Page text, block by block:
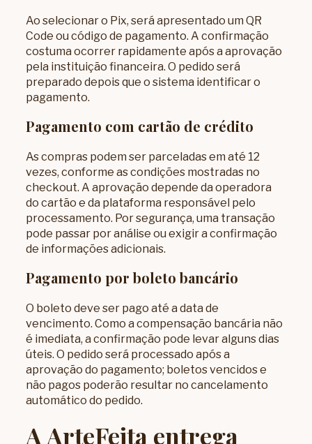
Ao selecionar o Pix, será apresentado um QR
Code ou código de pagamento. A confirmação
costuma ocorrer rapidamente após a aprovação
pela instituição financeira. O pedido será
preparado depois que o sistema identificar o
pagamento.
Pagamento com cartão de crédito
As compras podem ser parceladas em até 12
vezes, conforme as condições mostradas no
checkout. A aprovação depende da operadora
do cartão e da plataforma responsável pelo
processamento. Por segurança, uma transação
pode passar por análise ou exigir a confirmação
de informações adicionais.
Pagamento por boleto bancário
O boleto deve ser pago até a data de
vencimento. Como a compensação bancária não
é imediata, a confirmação pode levar alguns dias
úteis. O pedido será processado após a
aprovação do pagamento; boletos vencidos e
não pagos poderão resultar no cancelamento
automático do pedido.
A ArteFeita entrega